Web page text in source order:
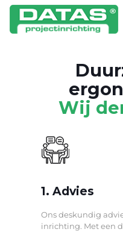
Wij
1. Advies
Ons deskundig
inrichting. Met een